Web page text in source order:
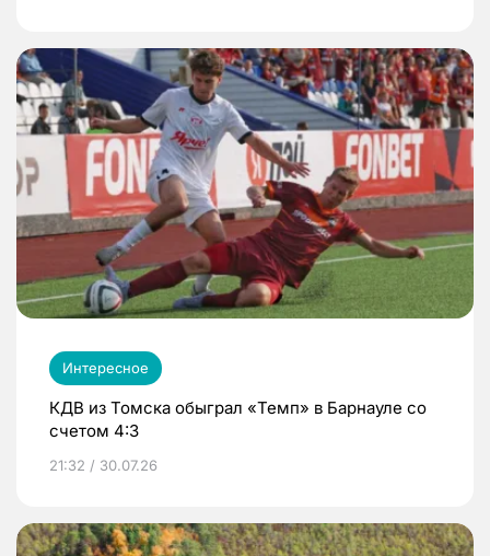
Интересное
КДВ из Томска обыграл «Темп» в Барнауле со
счетом 4:3
21:32 / 30.07.26